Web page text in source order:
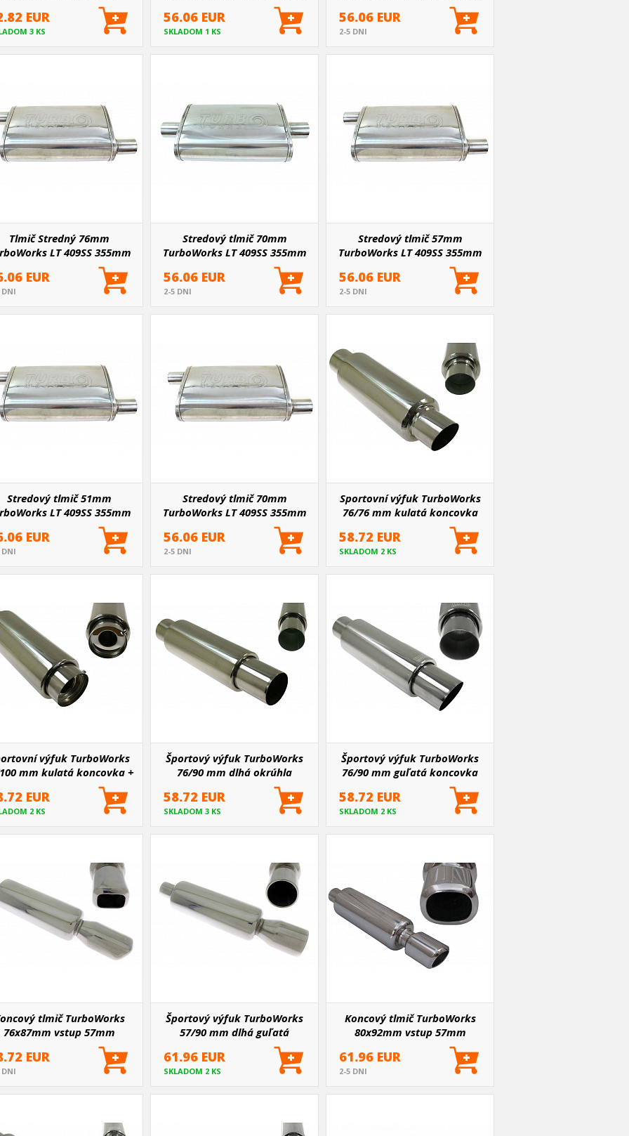
EUR
3 KS
56.06 EUR
SKLADOM 1 KS
56.06 EUR
2-5 DNI
Tlmič Stredný 76mm
LT 409SS 355mm
EUR
DNI
Stredový tlmič 70mm
TurboWorks LT 409SS 355mm
56.06 EUR
2-5 DNI
Stredový tlmič 57mm
TurboWorks LT 409SS 355mm
56.06 EUR
2-5 DNI
Stredový tlmič 51mm
LT 409SS 355mm
EUR
DNI
Stredový tlmič 70mm
TurboWorks LT 409SS 355mm
56.06 EUR
2-5 DNI
Sportovní výfuk TurboWorks
76/76 mm kulatá koncovka
58.72 EUR
SKLADOM 2 KS
výfuk TurboWorks
mm kulatá koncovka +
EUR
2 KS
Športový výfuk TurboWorks
76/90 mm dlhá okrúhla
58.72 EUR
SKLADOM 3 KS
Športový výfuk TurboWorks
76/90 mm guľatá koncovka
58.72 EUR
SKLADOM 2 KS
tlmič TurboWorks
76x87mm vstup 57mm
EUR
DNI
Športový výfuk TurboWorks
57/90 mm dlhá guľatá
61.96 EUR
SKLADOM 2 KS
Koncový tlmič TurboWorks
80x92mm vstup 57mm
61.96 EUR
2-5 DNI